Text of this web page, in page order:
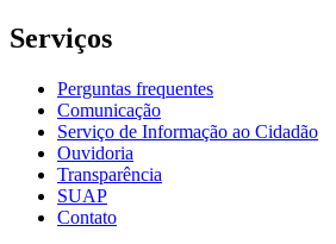
Serviços
Perguntas frequentes
Comunicação
Serviço de Informação ao Cidadão
Ouvidoria
Transparência
SUAP
Contato